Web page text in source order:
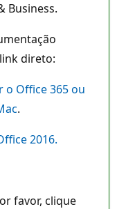
Business.
direto:
o Office 365 ou
.
2016.
favor, clique